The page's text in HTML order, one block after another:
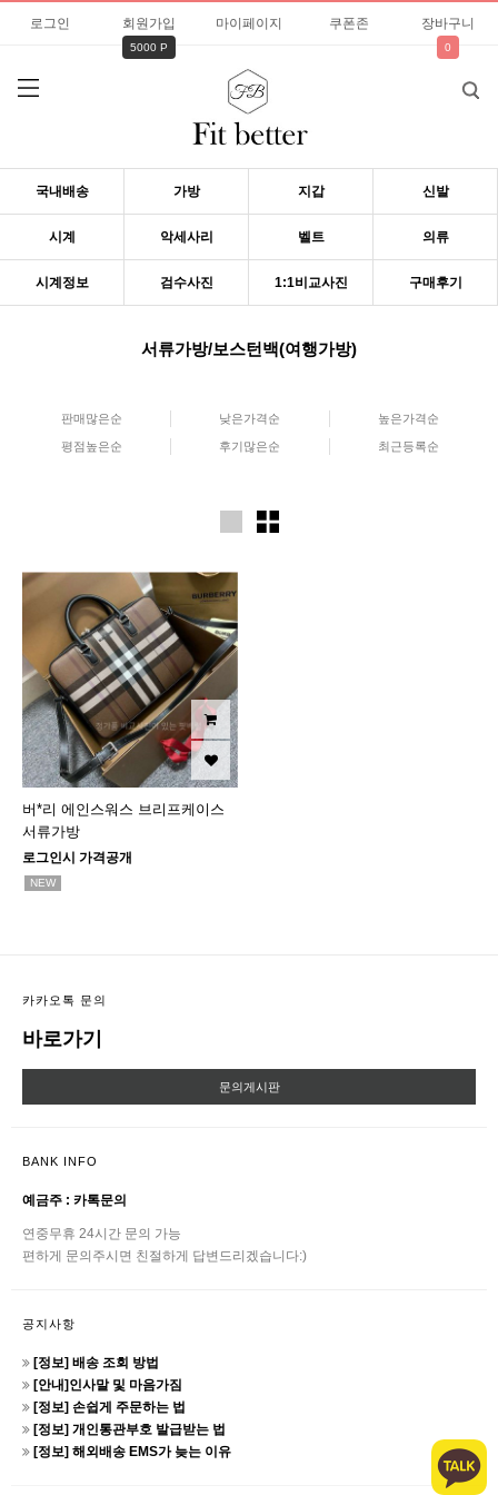
로그인 회원가입
5000 P
마이페이지 쿠폰존 장바구니
0
국내배송 가방 지갑 신발
시계 악세사리 벨트 의류
시계정보 검수사진 1:1비교사진 구매후기
서류가방/보스턴백(여행가방)
판매많은순 낮은가격순 높은가격순
평점높은순 후기많은순 최근등록순
버*리 에인스워스 브리프케이스
서류가방
로그인시 가격공개
NEW
카카오톡 문의
바로가기
문의게시판
BANK INFO
예금주 : 카톡문의
연중무휴 24시간 문의 가능
편하게 문의주시면 친절하게 답변드리겠습니다:)
공지사항
[정보] 배송 조회 방법
[안내]인사말 및 마음가짐
[정보] 손쉽게 주문하는 법
[정보] 개인통관부호 발급받는 법
[정보] 해외배송 EMS가 늦는 이유